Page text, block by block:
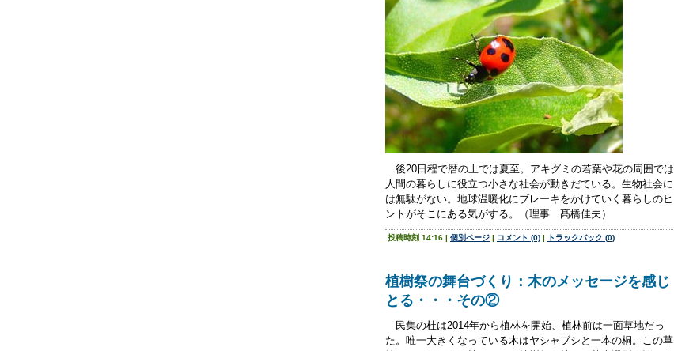
後20日程で暦の上では夏至。アキグミの若葉や花の周囲では
人間の暮らしに役立つ小さな社会が動きだている。生物社会に
は無駄がない。地球温暖化にブレーキをかけていく暮らしのヒ
ントがそこにある気がする。（理事 髙橋佳夫）
投稿時刻 14:16 | 個別ページ | コメント (0) | トラックバック (0)
植樹祭の舞台づくり：木のメッセージを感じ
とる・・・その②
民集の杜は2014年から植林を開始、植林前は一面草地だっ
た。唯一大きくなっている木はヤシャブシと一本の桐。この草